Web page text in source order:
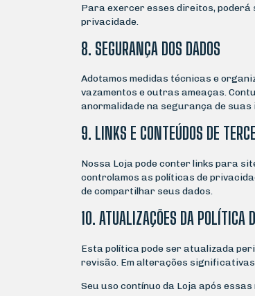
Para exercer esses direitos,
privacidade.
8. SEGURANÇA DOS DADOS
Adotamos medidas técnicas e
vazamentos e outras ameaças.
anormalidade na segurança de
9. LINKS E CONTEÚDOS DE
Nossa Loja pode conter links para
controlamos as políticas de
de compartilhar seus dados.
10. ATUALIZAÇÕES DA POLÍTICA
Esta política pode ser atualizada
revisão. Em alterações
Seu uso contínuo da Loja após